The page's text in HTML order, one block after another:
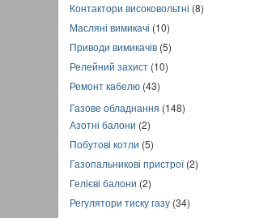
Контактори високовольтні (8)
Масляні вимикачі (10)
Приводи вимикачів (5)
Релейний захист (10)
Ремонт кабелю (43)
Газове обладнання (148)
Азотні балони (2)
Побутові котли (5)
Газопальникові пристрої(2)
Гелієві балони (2)
Регулятори тиску газу (34)